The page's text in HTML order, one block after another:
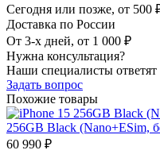
Сегодня или позже, от 500
Доставка по России
От 3-х дней, от 1 000 ₽
Нужна консультация?
Наши специалисты
Задать вопрос
Похожие товары
256GB Black (Nano+ESim,
60 990 ₽